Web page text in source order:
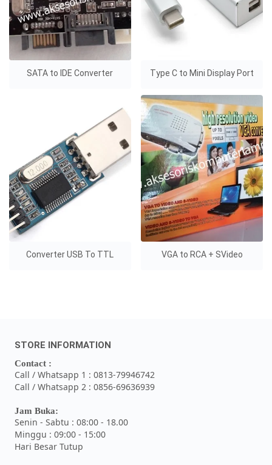
SATA to IDE Converter Type C to Mini Display Port
Converter USB To TTL VGA to RCA + SVideo
STORE INFORMATION
Contact :
Call / Whatsapp 1 : 0813-79946742
Call / Whatsapp 2 : 0856-69636939
Jam Buka:
Senin - Sabtu : 08:00 - 18.00
Minggu : 09:00 - 15:00
Hari Besar Tutup